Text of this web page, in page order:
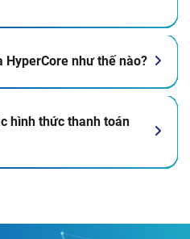
HyperCore như thế nào?
hình thức thanh toán